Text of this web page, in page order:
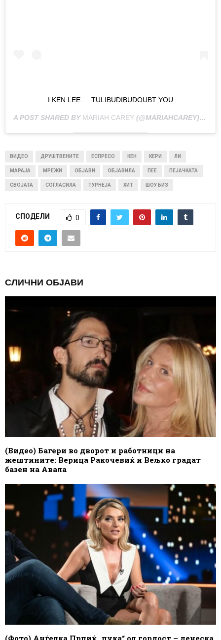
I KEN LEE…. TULIBUDIBUDOUBT YOU
A POST SHARED BY MARIAH CAREY (@MARIAHCAREY) ON
ВИДЕО ДРУШТВЕНИТЕ ЕСПРЕСО КЕН КЕРИ ЛИ
МАРАЈА МРЕЖИ ОБЈАВИ ОБЈАВИЛА ПЕЕ ПЕЈАЧКАТА
СВОЈАТА СОГЛАСИЛА ТУРНЕЈА ХИТ ШОУ БИЗ
СПОДЕЛИ 0
СЛИЧНИ ОБЈАВИ
(Видео) Багери во дворот и работници на
жештините: Верица Ракочевиќ и Вељко градат
базен на Авала